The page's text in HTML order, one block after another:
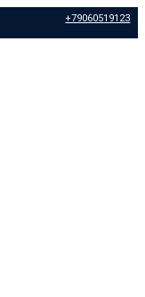
+79060519123